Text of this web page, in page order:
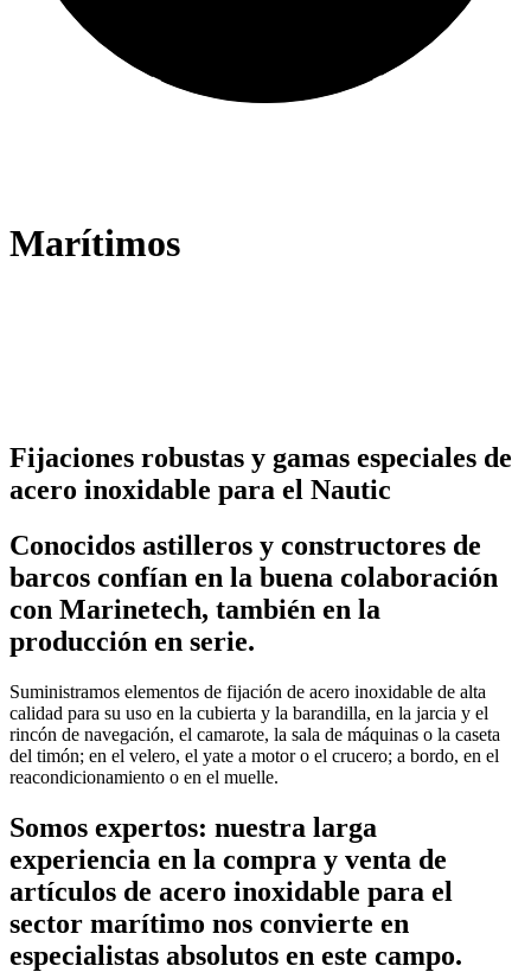
Marítimos
Fijaciones robustas y gamas especiales de
acero inoxidable para el Nautic
Conocidos astilleros y constructores de
barcos confían en la buena colaboración
con Marinetech, también en la
producción en serie.
Suministramos elementos de fijación de acero inoxidable de alta
calidad para su uso en la cubierta y la barandilla, en la jarcia y el
rincón de navegación, el camarote, la sala de máquinas o la caseta
del timón; en el velero, el yate a motor o el crucero; a bordo, en el
reacondicionamiento o en el muelle.
Somos expertos: nuestra larga
experiencia en la compra y venta de
artículos de acero inoxidable para el
sector marítimo nos convierte en
especialistas absolutos en este campo.